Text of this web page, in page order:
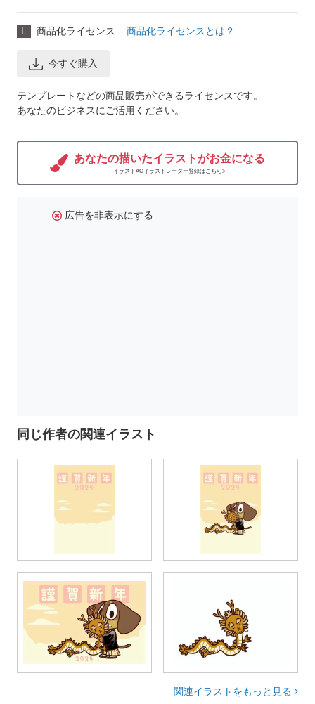
L 商品化ライセンス 商品化ライセンスとは？
今すぐ購入
テンプレートなどの商品販売ができるライセンスです。
あなたのビジネスにご活用ください。
あなたの描いたイラストがお金になる
イラストACイラストレーター登録はこちら>
広告を非表示にする
同じ作者の関連イラスト
関連イラストをもっと見る